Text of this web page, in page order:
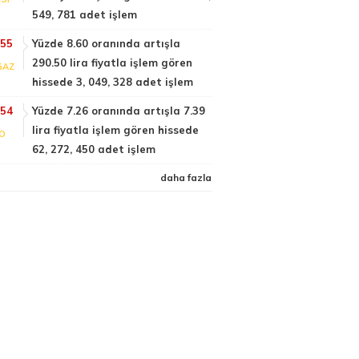
549, 781 adet işlem
Yüzde 8.60 oranında artışla
290.50 lira fiyatla işlem gören
hissede 3, 049, 328 adet işlem
Yüzde 7.26 oranında artışla 7.39
lira fiyatla işlem gören hissede
62, 272, 450 adet işlem
daha fazla